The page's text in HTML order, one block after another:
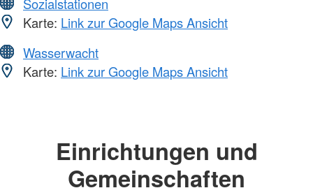
Karte: Link zur Google Maps Ansicht
Wasserwacht
Karte: Link zur Google Maps Ansicht
Einrichtungen und
Gemeinschaften